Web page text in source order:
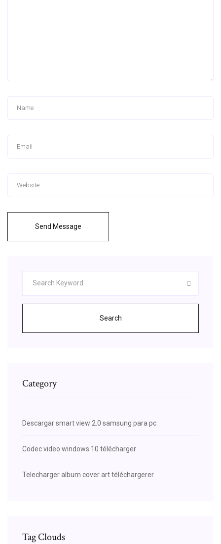
Send Message
Search
Category
Descargar smart view 2.0 samsung para pc
Codec video windows 10 télécharger
Telecharger album cover art téléchargerer
Tag Clouds